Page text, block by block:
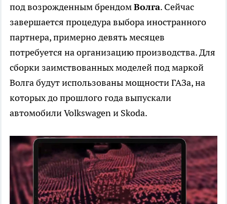
под возрожденным брендомВолга. Сейчас
завершается процедура выбора иностранного
партнера, примерно девять месяцев
потребуется на организацию производства. Для
сборки заимствованных моделей под маркой
Волга будут использованы мощности ГАЗа, на
которых до прошлого года выпускали
автомобили Volkswagen и Skoda.